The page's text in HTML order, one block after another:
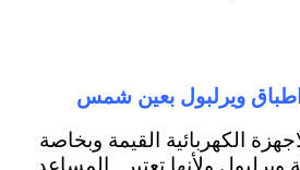
ويرلبول بعين شمس
الكهربائية القيمة وبخاصة
ولأنها تعتبر . المساعد